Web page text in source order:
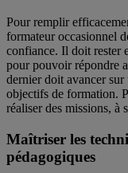
Pour remplir
formateur occasionnel
confiance. Il doit rester
pour pouvoir répondre
dernier doit avancer sur
objectifs de formation.
réaliser des missions, à
Maîtriser les
pédagogiques